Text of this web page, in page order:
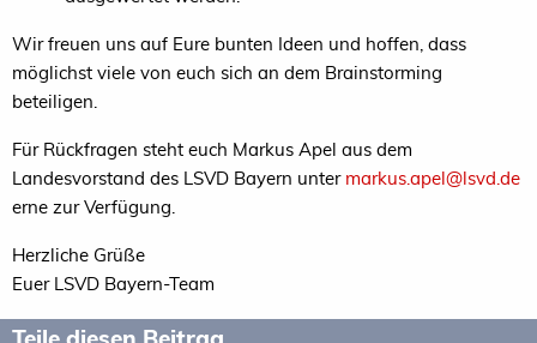
Wir freuen uns auf Eure bunten Ideen und hoffen, dass
möglichst viele von euch sich an dem Brainstorming
beteiligen.
Für Rückfragen steht euch Markus Apel aus dem
Landesvorstand des LSVD Bayern unter markus.apel@lsvd.de
erne zur Verfügung.
Herzliche Grüße
Euer LSVD Bayern-Team